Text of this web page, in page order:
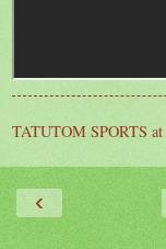
TATUTOM SPORTS at
‹